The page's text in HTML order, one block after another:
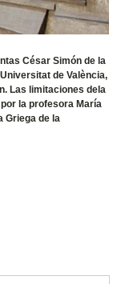
César Simón de la
de València,
Las limitaciones dela
la profesora María
Griega de la